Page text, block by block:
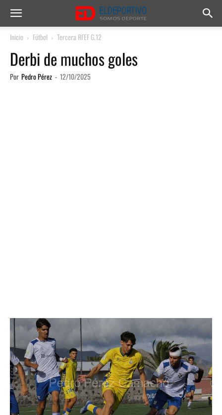
Inicio Fútbol Tercera RFEF G.12
Derbi de muchos goles
Por Pedro Pérez - 12/10/2025